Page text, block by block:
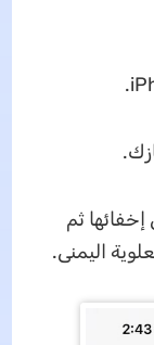
إخفائها ثم
اليمنى.